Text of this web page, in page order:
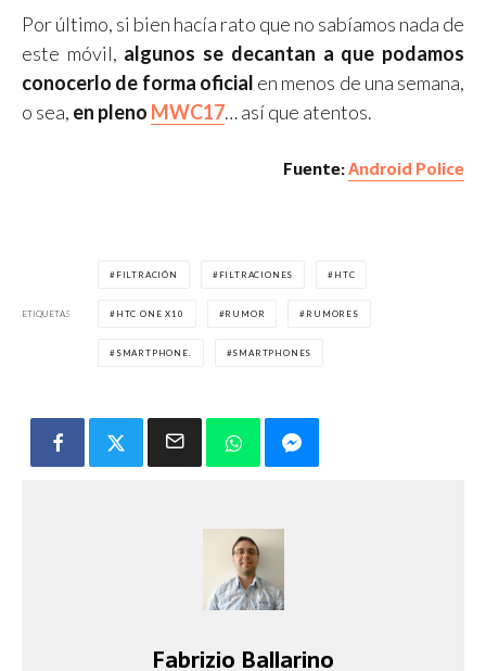
Por último, si bien hacía rato que no sabíamos nada de
este móvil, algunos se decantan a que podamos
conocerlo de forma oficial en menos de una semana,
o sea, en pleno MWC17… así que atentos.
Fuente:Android Police
ETIQUETAS
FILTRACIÓN FILTRACIONES HTC
HTC ONE X10 RUMOR RUMORES
SMARTPHONE. SMARTPHONES
Fabrizio Ballarino